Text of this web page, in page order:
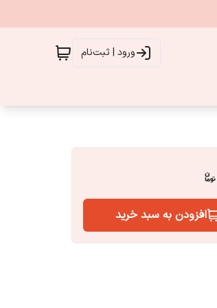
ورود | ثبت‌نام
افزودن به سبد خرید